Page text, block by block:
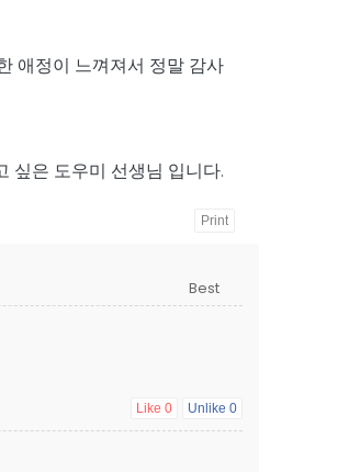
애정이 느껴져서 정말 감사
싶은 도우미 선생님 입니다.
Print
Like 0 Unlike 0